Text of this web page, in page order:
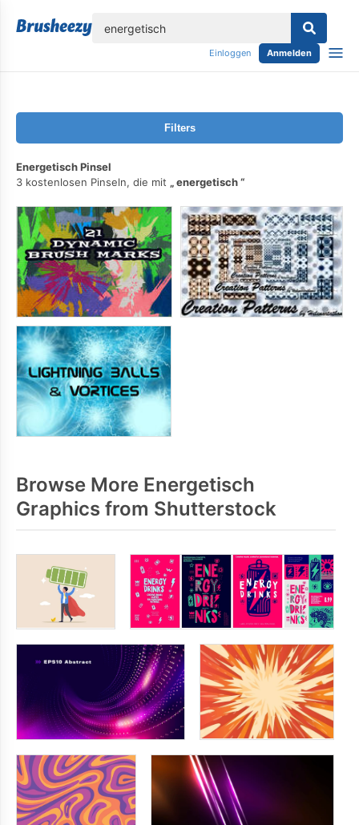
Einloggen Anmelden
Filters
Energetisch Pinsel
3 kostenlosen Pinseln, die mit
energetisch
Browse More Energetisch
Graphics from Shutterstock